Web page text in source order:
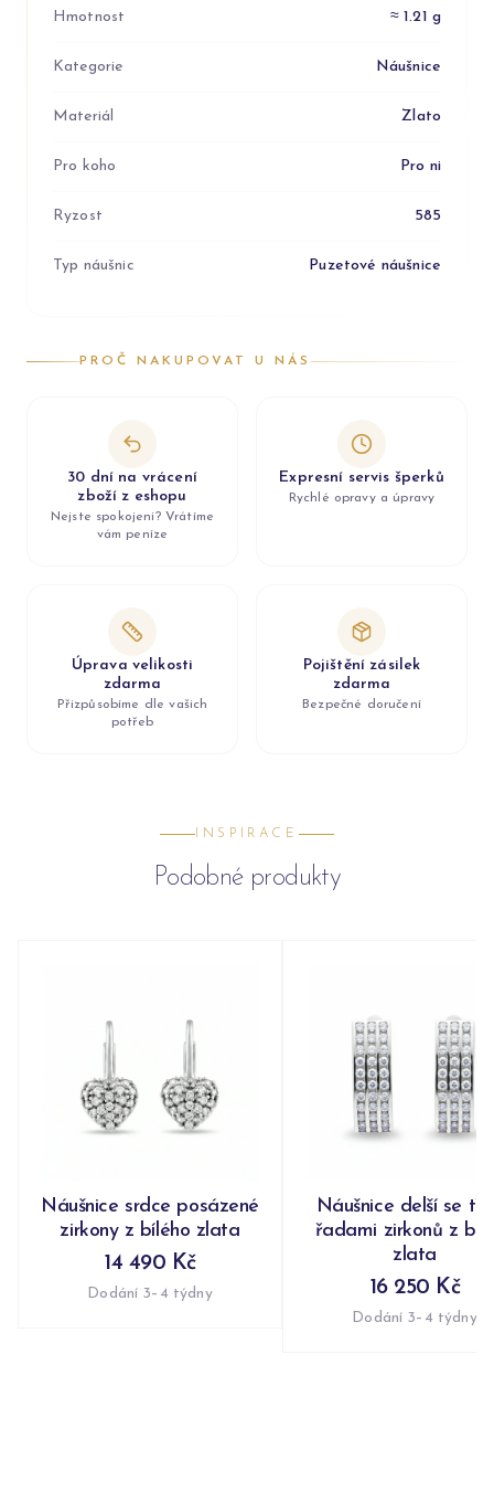
Hmotnost ≈ 1.21 g
Kategorie Náušnice
Materiál Zlato
Pro koho Pro ni
Ryzost 585
Typ náušnic Puzetové náušnice
PROČ NAKUPOVAT U NÁS
30 dní na vrácení
zboží z eshopu
Nejste spokojeni? Vrátíme
vám peníze
Expresní servis šperků
Rychlé opravy a úpravy
Úprava velikosti
zdarma
Přizpůsobíme dle vašich
potřeb
Pojištění zásilek
zdarma
Bezpečné doručení
INSPIRACE
Podobné produkty
Náušnice srdce posázené
zirkony z bílého zlata
14 490 Kč
Dodání 3–4 týdny
Náušnice delší se
řadami zirkonů z
zlata
16 250 Kč
Dodání 3–4 týdny